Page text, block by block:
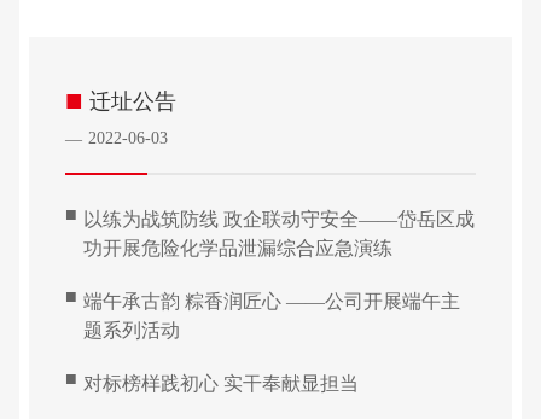
■ 迁址公告
— 2022-06-03
■ 以练为战筑防线 政企联动守安全——岱岳区成
功开展危险化学品泄漏综合应急演练
■ 端午承古韵 粽香润匠心 ——公司开展端午主
题系列活动
■ 对标榜样践初心 实干奉献显担当